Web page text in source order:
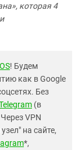
которая 4
! Будем
как в Google
Без
(в
VPN
на сайте,
*,